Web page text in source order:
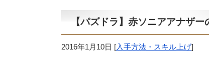
【パズドラ】赤ソニアアナザ
2016年1月10日 [入手方法・スキル上げ]